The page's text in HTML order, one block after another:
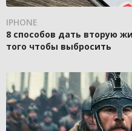
IPHONE
8 способов дать вторую
того чтобы выбросить